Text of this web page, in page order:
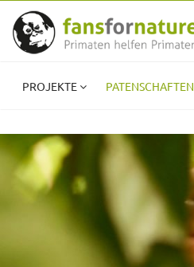
PROJEKTE PATENSCHAFTEN